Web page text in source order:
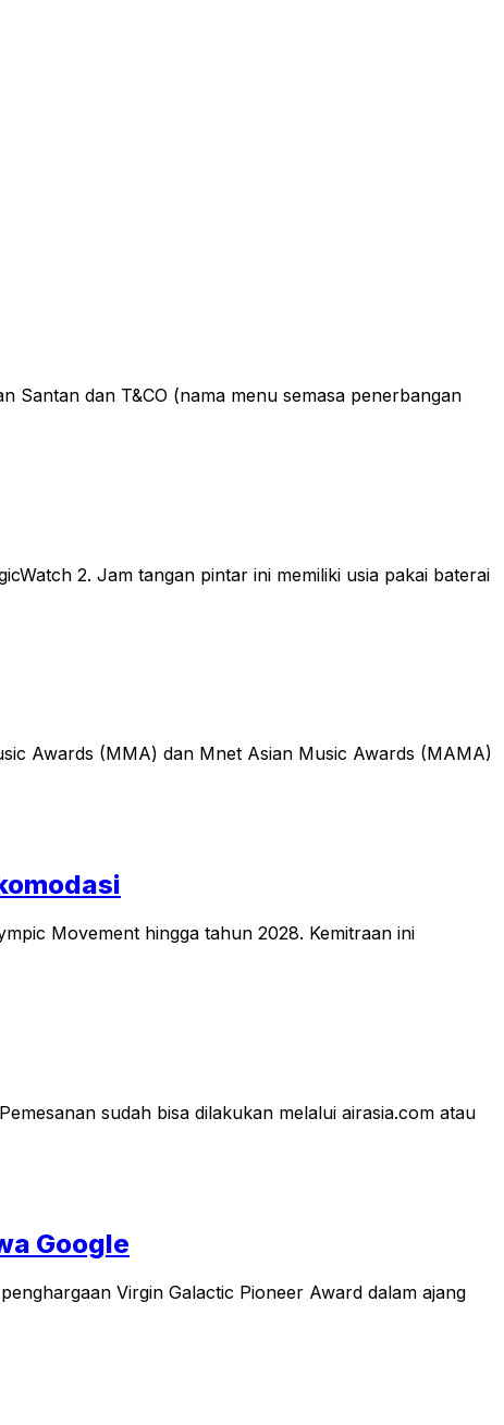
Santan dan T&CO (nama menu semasa penerbangan
2. Jam tangan pintar ini memiliki usia pakai baterai
Awards (MMA) dan Mnet Asian Music Awards (MAMA)
Movement hingga tahun 2028. Kemitraan ini
sudah bisa dilakukan melalui airasia.com atau
Google
Virgin Galactic Pioneer Award dalam ajang